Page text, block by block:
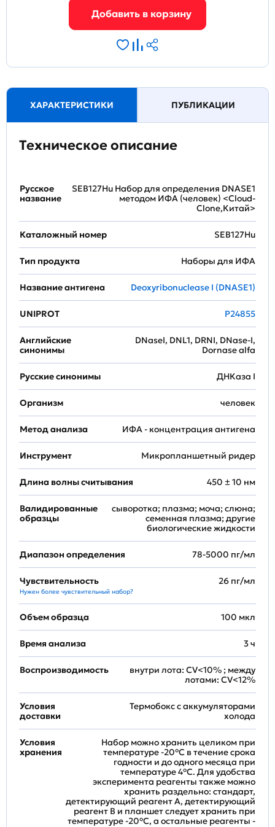
ХАРАКТЕРИСТИКИ ПУБЛИКАЦИИ
Техническое описание
Русское
название
SEB127Hu Набор для определения DNASE1
методом ИФА (человек) <Cloud-
Clone,Китай>
Каталожный номер SEB127Hu
Тип продукта Наборы для ИФА
Название антигена Deoxyribonuclease I (DNASE1)
UNIPROT P24855
Английские
синонимы
DNaseI, DNL1, DRNI, DNase-I,
Dornase alfa
Русские синонимы ДНКаза I
Организм человек
Метод анализа ИФА - концентрация антигена
Инструмент Микропланшетный ридер
Длина волны считывания 450 ± 10 нм
Валидированные
образцы
сыворотка; плазма; моча; слюна;
семенная плазма; другие
биологические жидкости
Диапазон определения 78-5000 пг/мл
Чувствительность
Нужен более чувствительный набор?
26 пг/мл
Объем образца 100 мкл
Время анализа 3 ч
Воспроизводимость
внутри лота: CV<10% ; между
лотами: CV<12%
Условия
доставки
Термобокс с аккумуляторами
холода
Условия
хранения
Набор можно хранить целиком при
температуре -20°C в течение срока
годности и до одного месяца при
температуре 4°C. Для удобства
эксперимента реагенты также можно
хранить раздельно: стандарт,
детектирующий реагент A, детектирующий
реагент B и планшет следует хранить при
температуре -20°C, а остальные реагенты -